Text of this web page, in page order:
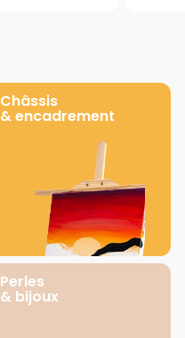
Châssis
& encadrement
Perles
& bijoux